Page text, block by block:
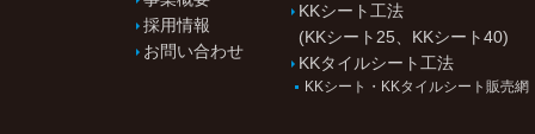
採用情報
お問い合わせ
KKシート工法
(KKシート25、KKシート40)
KKタイルシート工法
KKシート・KKタイルシート販売網